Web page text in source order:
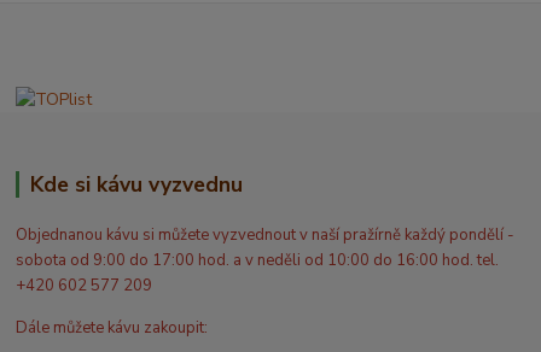
Kde si kávu vyzvednu
Objednanou kávu si můžete vyzvednout v naší pražírně každý pondělí -
sobota od 9:00 do 17:00 hod. a v neděli od 10:00 do 16:00 hod. tel.
+420 602 577 209
Dále můžete kávu zakoupit: